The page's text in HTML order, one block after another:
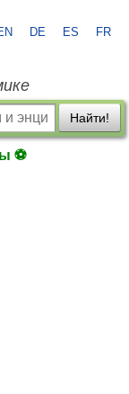
DE ES FR
Найти!
⚽